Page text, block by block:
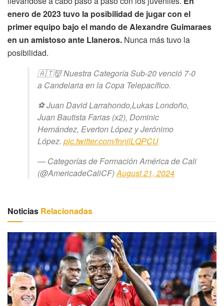
enero de 2023 tuvo la posibilidad de jugar con el
primer equipo bajo el mando de Alexandre Guimaraes
en un amistoso ante Llaneros. Nunca más tuvo la
posibilidad.
🇦🇹👹 Nuestra Categoría Sub-20 venció 7-0
a Candelaria en la Copa Telepacífico.
⚽️ Juan David Larrahondo,Lukas Londoño,
Juan Bautista Farias (x2), Dominic
Hernández, Everton López y Jerónimo
López. pic.twitter.com/fnnjlLQPCU
— Categorías de Formación América de Cali
(@AmericadeCaliCF)August 21, 2024
Noticias Relacionadas